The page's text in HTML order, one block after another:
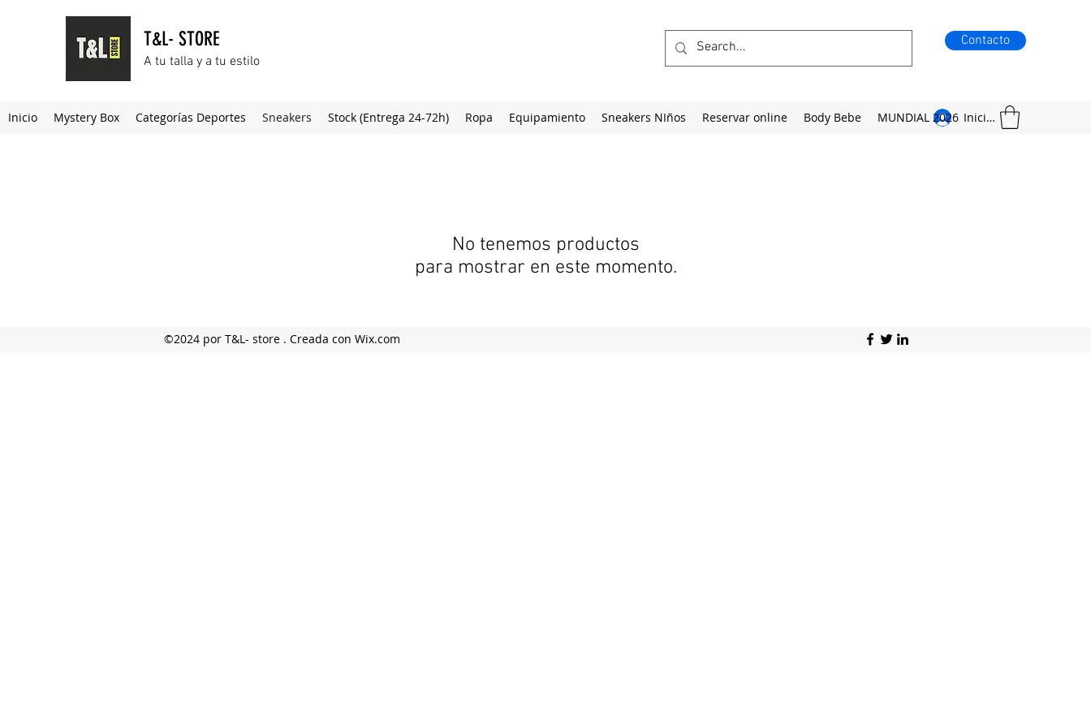
T&L- STORE
A tu talla y a tu estilo
Contacto
Iniciar sesión
Inicio Mystery Box Categorías Deportes Sneakers Stock (Entrega 24-72h) Ropa Equipamiento Sneakers NIños Reservar online Body Bebe MUNDIAL 2026
No tenemos productos
para mostrar en este momento.
©2024 por T&L- store . Creada con Wix.com